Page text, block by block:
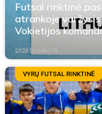
Futsal rinktinė
atrankoje
Vokietijos
2026 birželio 19
VYRŲ FUTSAL RINKTINĖ